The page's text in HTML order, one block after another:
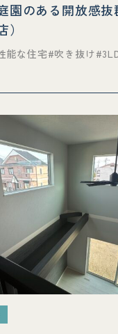
園のある開放感
）
能な住宅 吹き抜け